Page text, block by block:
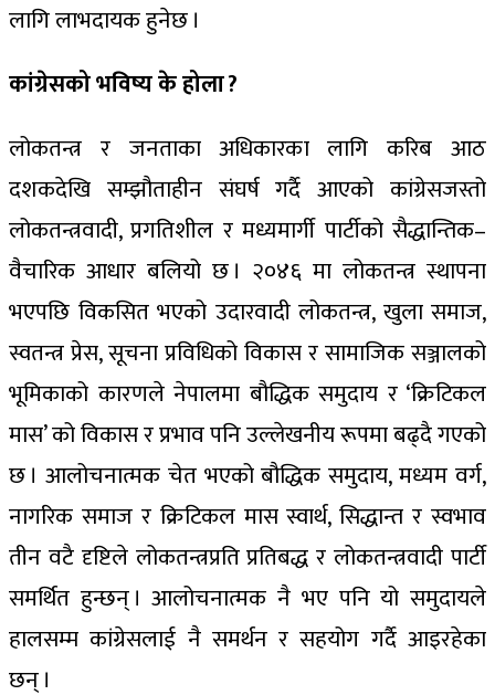
लागि लाभदायक हुनेछ ।
कांग्रेसको भविष्य के होला ?
लोकतन्त्र र जनताका अधिकारका लागि करिब आठ
दशकदेखि सम्झौताहीन संघर्ष गर्दै आएको कांग्रेसजस्तो
लोकतन्त्रवादी, प्रगतिशील र मध्यमार्गी पार्टीको सैद्धान्तिक–
वैचारिक आधार बलियो छ । २०४६ मा लोकतन्त्र स्थापना
भएपछि विकसित भएको उदारवादी लोकतन्त्र, खुला समाज,
स्वतन्त्र प्रेस, सूचना प्रविधिको विकास र सामाजिक सञ्जालको
भूमिकाको कारणले नेपालमा बौद्धिक समुदाय र ‘क्रिटिकल
मास’ को विकास र प्रभाव पनि उल्लेखनीय रूपमा बढ्दै गएको
छ । आलोचनात्मक चेत भएको बौद्धिक समुदाय, मध्यम वर्ग,
नागरिक समाज र क्रिटिकल मास स्वार्थ, सिद्धान्त र स्वभाव
तीन वटै दृष्टिले लोकतन्त्रप्रति प्रतिबद्ध र लोकतन्त्रवादी पार्टी
समर्थित हुन्छन् । आलोचनात्मक नै भए पनि यो समुदायले
हालसम्म कांग्रेसलाई नै समर्थन र सहयोग गर्दै आइरहेका
छन् ।